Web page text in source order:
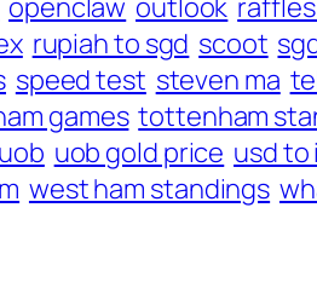
openclaw outlook
rupiah to sgd scoot
speed test steven ma
games tottenham
uob uob gold price usd to
west ham standings